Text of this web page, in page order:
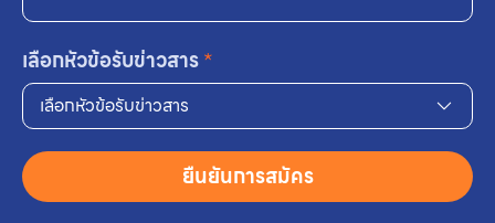
เลือกหัวข้อรับข่าวสาร*
เลือกหัวข้อรับข่าวสาร
ยืนยันการสมัคร